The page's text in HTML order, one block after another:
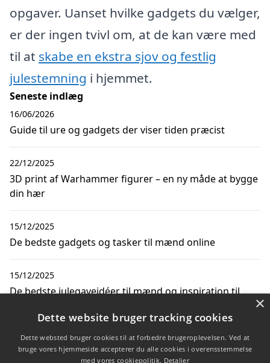
opgaver. Uanset hvilke gadgets du vælger,
er der ingen tvivl om, at de kan være med
til at skabe en ekstra sjov og festlig
julestemning i hjemmet.
Seneste indlæg
Guide til ure og gadgets der viser tiden præcist
16/06/2026
3D print af Warhammer figurer – en ny måde at bygge
din hær
22/12/2025
De bedste gadgets og tasker til mænd online
15/12/2025
De bedste julegaveidéer til mænd og inspiration til
15/12/2025
De bedste julegaver til medarbejdere og gadget-
30/10/2025
×
Dette website bruger tracking cookies
Dette websted bruger cookies til at forbedre brugeroplevelsen. Ved at
bruge vores hjemmeside accepterer du alle cookies i overensstemmelse
med vores cookiepolitik. Detaljer